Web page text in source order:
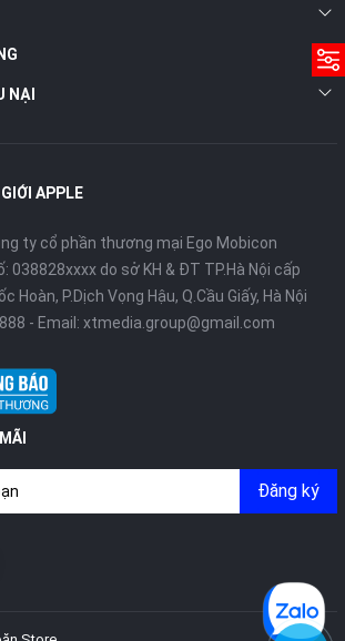
NẠI
APPLE
ty cổ phần thương mại Ego Mobicon
038828xxxx do sở KH & ĐT TP.Hà Nội cấp
Hoàn, P.Dịch Vọng Hậu, Q.Cầu Giấy, Hà Nội
- Email: xtmedia.group@gmail.com
Đăng ký